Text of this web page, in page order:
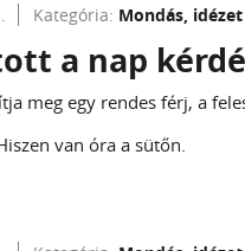
Kategória: Mondás, idézet
a nap
meg egy rendes férj, a
van óra a sütőn.